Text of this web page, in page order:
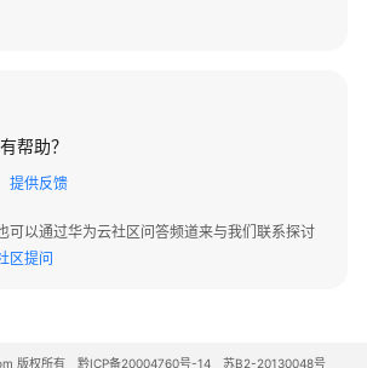
帮助？
提供反馈
可以通过华为云社区问答频道来与我们联系探讨
区提问
版权所有 黔ICP备20004760号-14 苏B2-20130048号